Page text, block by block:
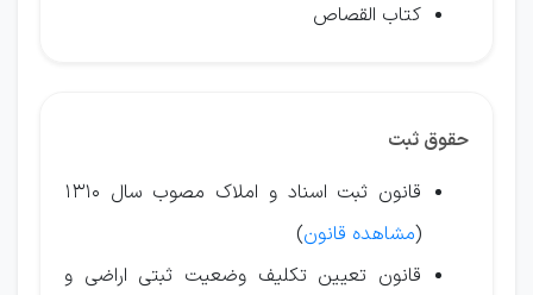
کتاب القصاص
حقوق ثبت
قانون ثبت اسناد و املاک مصوب سال ۱3۱0
(مشاهده قانون)
قانون تعیین تکلیف وضعیت ثبتی اراضی و